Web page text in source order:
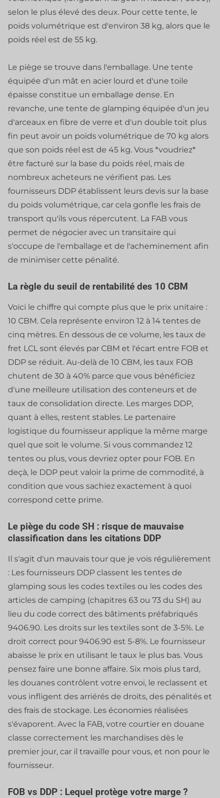
selon le plus élevé des deux. Pour cette tente, le
poids volumétrique est d'environ 38 kg, alors que le
poids réel est de 55 kg.
Le piège se trouve dans l'emballage. Une tente
équipée d'un mât en acier lourd et d'une toile
épaisse constitue un emballage dense. En
revanche, une tente de glamping équipée d'un jeu
d'arceaux en fibre de verre et d'un double toit plus
fin peut avoir un poids volumétrique de 70 kg alors
que son poids réel est de 45 kg. Vous *voudriez*
être facturé sur la base du poids réel, mais de
nombreux acheteurs ne vérifient pas. Les
fournisseurs DDP établissent leurs devis sur la base
du poids volumétrique, car cela gonfle les frais de
transport qu'ils vous répercutent. La FAB vous
permet de négocier avec un transitaire qui
s'occupe de l'emballage et de l'acheminement afin
de minimiser cette pénalité.
La règle du seuil de rentabilité des 10 CBM
Voici le chiffre qui compte plus que le prix unitaire :
10 CBM. Cela représente environ 12 à 14 tentes de
cinq mètres. En dessous de ce volume, les taux de
fret LCL sont élevés par CBM et l'écart entre FOB et
DDP se réduit. Au-delà de 10 CBM, les taux FOB
chutent de 30 à 40% parce que vous bénéficiez
d'une meilleure utilisation des conteneurs et de
taux de consolidation directe. Les marges DDP,
quant à elles, restent stables. Le partenaire
logistique du fournisseur applique la même marge
quel que soit le volume. Si vous commandez 12
tentes ou plus, vous devriez opter pour FOB. En
deçà, le DDP peut valoir la prime de commodité, à
condition que vous sachiez exactement à quoi
correspond cette prime.
Le piège du code SH : risque de mauvaise
classification dans les citations DDP
Il s'agit d'un mauvais tour que je vois régulièrement
: Les fournisseurs DDP classent les tentes de
glamping sous les codes textiles ou les codes des
articles de camping (chapitres 63 ou 73 du SH) au
lieu du code correct des bâtiments préfabriqués
9406.90. Les droits sur les textiles sont de 3-5%. Le
droit correct pour 9406.90 est 5-8%. Le fournisseur
abaisse le prix en utilisant le taux le plus bas. Vous
pensez faire une bonne affaire. Six mois plus tard,
les douanes contrôlent votre envoi, le reclassent et
vous infligent des arriérés de droits, des pénalités et
des frais de stockage. Les économies réalisées
s'évaporent. Avec la FAB, votre courtier en douane
classe correctement les marchandises dès le
premier jour, car il travaille pour vous, et non pour le
fournisseur.
FOB vs DDP : Lequel protège votre marge ?